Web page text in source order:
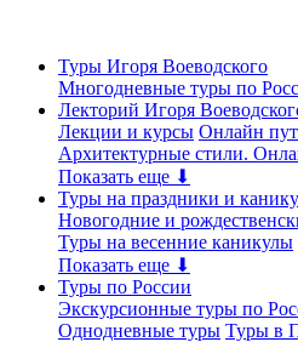
Туры Игоря Воеводского
Многодневные туры по
Лекторий Игоря
Лекции и курсы Онлайн
Архитектурные стили.
Показать еще ⬇
Туры на праздники и
Новогодние и
Туры на весенние каникулы
Показать еще ⬇
Туры по России
Экскурсионные туры по
Однодневные туры Туры в